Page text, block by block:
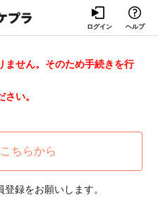
ログイン ヘルプ
ません。そのため手続きを行
い。
ちらから
録をお願いします。